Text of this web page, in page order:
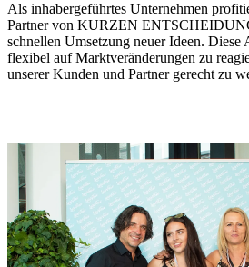
Als inhabergeführtes Unternehmen
Partner von KURZEN
schnellen Umsetzung neuer Ideen. Diese
flexibel auf Marktveränderungen zu
unserer Kunden und Partner gerecht zu